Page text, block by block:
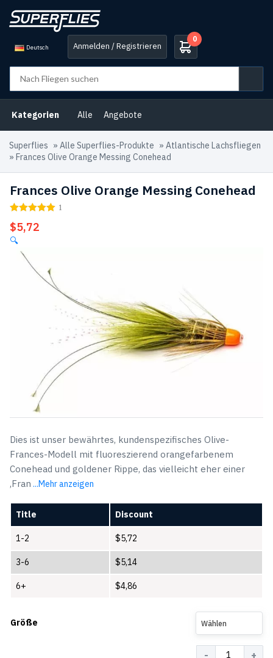
Deutsch Anmelden / Registrieren
0
Kategorien Alle Angebote
Superflies » Alle Superflies-Produkte » Atlantische Lachsfliegen
» Frances Olive Orange Messing Conehead
Frances Olive Orange Messing Conehead
1
$5,72
🔍
Dies ist unser bewährtes, kundenspezifisches Olive-
Frances-Modell mit fluoreszierend orangefarbenem
Conehead und goldener Rippe, das vielleicht eher einer
‚Fran ...Mehr anzeigen
Title Discount
1-2 $5,72
3-6 $5,14
6+ $4,86
Größe Wählen